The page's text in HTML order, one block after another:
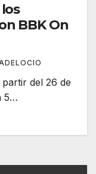
BBK On
del 26 de
5…